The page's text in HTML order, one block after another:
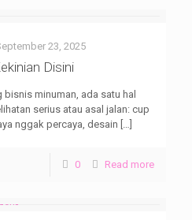
23, 2025
Disini
minuman, ada satu hal
serius atau asal jalan: cup
nggak percaya, desain […]
0 Read more